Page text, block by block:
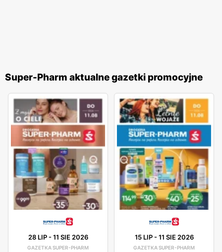
Super-Pharm aktualne gazetki promocyjne
28 LIP-11 SIE 2026
GAZETKA SUPER-PHARM
15 LIP-11 SIE 2026
GAZETKA SUPER-PHARM